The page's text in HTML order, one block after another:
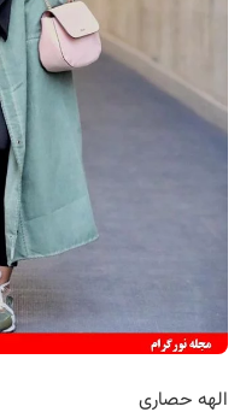
الهه حصاری